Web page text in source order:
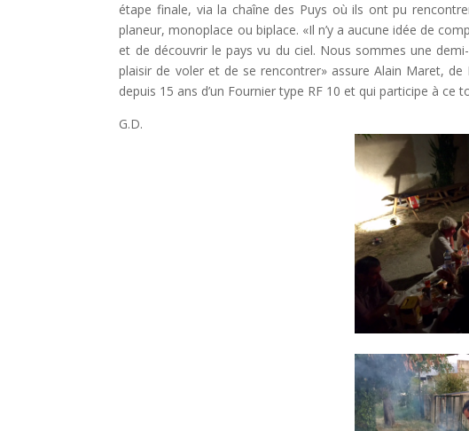
étape finale, via la chaîne des Puys où ils ont pu
planeur, monoplace ou biplace. «Il n’y a aucune idée de
et de découvrir le pays vu du ciel. Nous sommes une
plaisir de voler et de se rencontrer» assure Alain Maret,
depuis 15 ans d’un Fournier type RF 10 et qui participe à ce
G.D.